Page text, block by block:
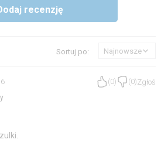
recenzję
Sortuj po: Najnowsze
(0) (0)Zgłoś